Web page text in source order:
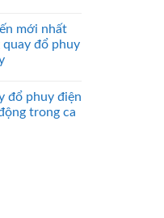
mới nhất
quay đổ phuy
đổ phuy điện
trong ca